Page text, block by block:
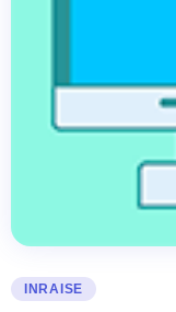
INRAISE